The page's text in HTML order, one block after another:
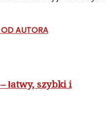
AUTORA
łatwy, szybki i